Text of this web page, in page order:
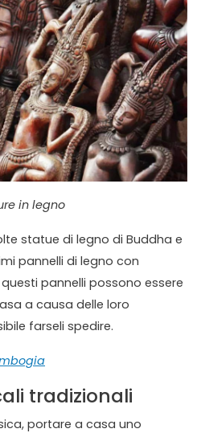
in legno
statue di legno di Buddha e
pannelli di legno con
pannelli possono essere
a causa delle loro
farseli spedire.
tradizionali
portare a casa uno